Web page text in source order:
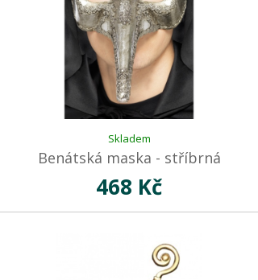
Skladem
Benátská maska - stříbrná
468 Kč